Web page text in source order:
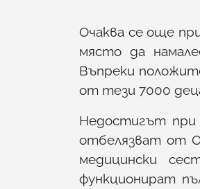
Очаква се още
място да
Въпреки
от тези 7000
Недостигът при
отбелязват от
медицински
функционират